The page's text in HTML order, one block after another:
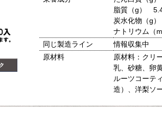
脂質（g）
炭水化物（g
ナトリウム（
同じ製造ライン
情報収集中
原材料
原材料：クリ
乳、砂糖、卵
ルーツコーテ
造）、洋梨ソ